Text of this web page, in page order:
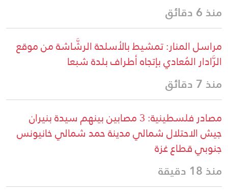
منذ 6 دقائق
مراسل المنار: تمشيط بالأسلحة الرشَّاشة من موقع
الرَّادار المُعادي بإتجاه أطراف بلدة شبعا
منذ 7 دقائق
مصادر فلسطينية: 3 مصابين بينهم سيدة بنيران
جيش الاحتلال شمالي مدينة حمد شمالي خانيونس
جنوبي قطاع غزة
منذ 18 دقيقة